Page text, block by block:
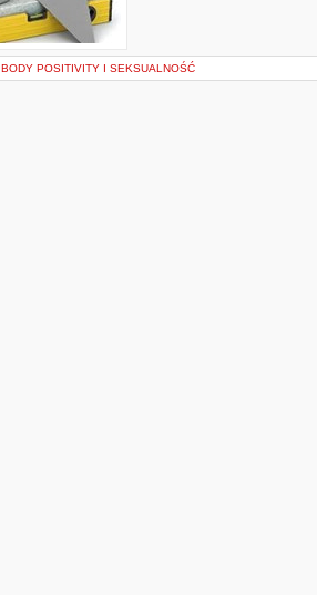
BODY POSITIVITY I SEKSUALNOŚĆ